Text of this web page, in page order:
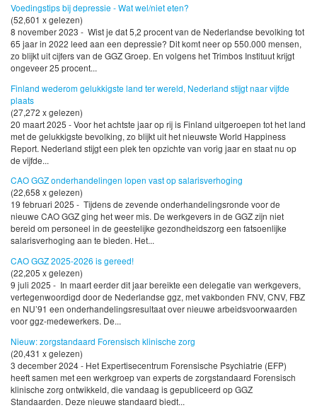
Voedingstips bij depressie - Wat wel/niet eten?
(52,601 x gelezen)
8 november 2023 - Wist je dat 5,2 procent van de Nederlandse bevolking tot
65 jaar in 2022 leed aan een depressie? Dit komt neer op 550.000 mensen,
zo blijkt uit cijfers van de GGZ Groep. En volgens het Trimbos Instituut krijgt
ongeveer 25 procent...
Finland wederom gelukkigste land ter wereld, Nederland stijgt naar vijfde
plaats
(27,272 x gelezen)
20 maart 2025 - Voor het achtste jaar op rij is Finland uitgeroepen tot het land
met de gelukkigste bevolking, zo blijkt uit het nieuwste World Happiness
Report. Nederland stijgt een plek ten opzichte van vorig jaar en staat nu op
de vijfde...
CAO GGZ onderhandelingen lopen vast op salarisverhoging
(22,658 x gelezen)
19 februari 2025 - Tijdens de zevende onderhandelingsronde voor de
nieuwe CAO GGZ ging het weer mis. De werkgevers in de GGZ zijn niet
bereid om personeel in de geestelijke gezondheidszorg een fatsoenlijke
salarisverhoging aan te bieden. Het...
CAO GGZ 2025-2026 is gereed!
(22,205 x gelezen)
9 juli 2025 - In maart eerder dit jaar bereikte een delegatie van werkgevers,
vertegenwoordigd door de Nederlandse ggz, met vakbonden FNV, CNV, FBZ
en NU’91 een onderhandelingsresultaat over nieuwe arbeidsvoorwaarden
voor ggz-medewerkers. De...
Nieuw: zorgstandaard Forensisch klinische zorg
(20,431 x gelezen)
3 december 2024 - Het Expertisecentrum Forensische Psychiatrie (EFP)
heeft samen met een werkgroep van experts de zorgstandaard Forensisch
klinische zorg ontwikkeld, die vandaag is gepubliceerd op GGZ
Standaarden. Deze nieuwe standaard biedt...